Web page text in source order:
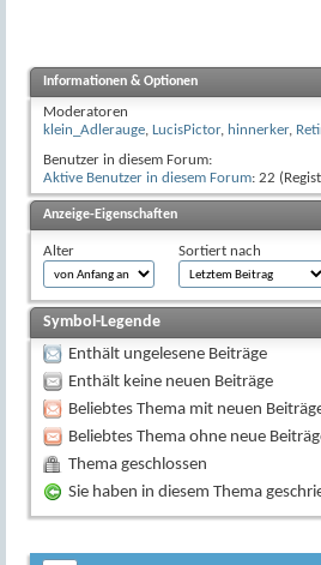
Informationen & Optionen
Moderatoren
klein_Adlerauge, LucisPictor, hinnerker,
Benutzer in diesem Forum:
Aktive Benutzer in diesem Forum: 22
Anzeige-Eigenschaften
Alter Sortiert nach
Symbol-Legende
Enthält ungelesene Beiträge
Enthält keine neuen Beiträge
Beliebtes Thema mit neuen
Beliebtes Thema ohne neue
Thema geschlossen
Sie haben in diesem Thema